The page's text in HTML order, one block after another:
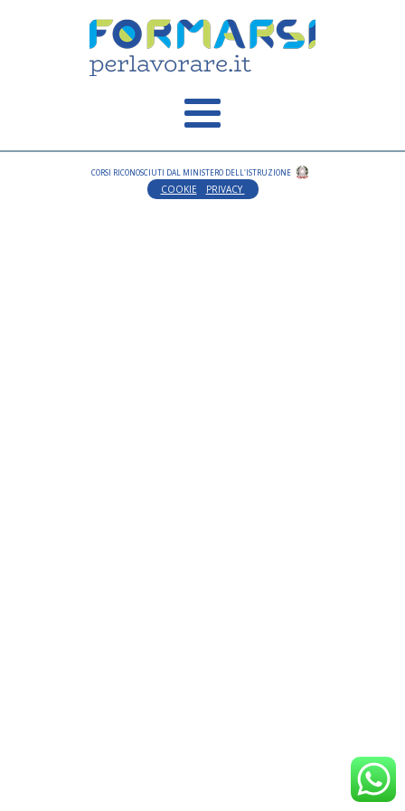
CORSI RICONOSCIUTI DAL MINISTERO DELL'ISTRUZIONE
COOKIE PRIVACY